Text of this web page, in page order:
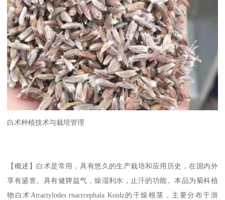
白术种植技术与栽培管理
【概述】白术是常用，具有悠久的生产栽培和应用历史，在国内外
享有盛誉。具有健脾益气，燥湿利水，止汗的功能。本品为菊科植
物白术Atractylodes rnacrcephala Koidz的干燥根茎，主要分布于浙